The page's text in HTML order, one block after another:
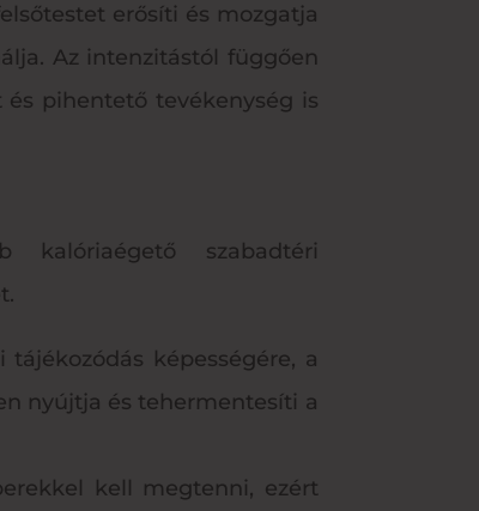
erősíti és mozgatja
Az intenzitástól függően
pihentető tevékenység is
kalóriaégető szabadtéri
képességére, a
nyújtja és tehermentesíti a
kell megtenni, ezért